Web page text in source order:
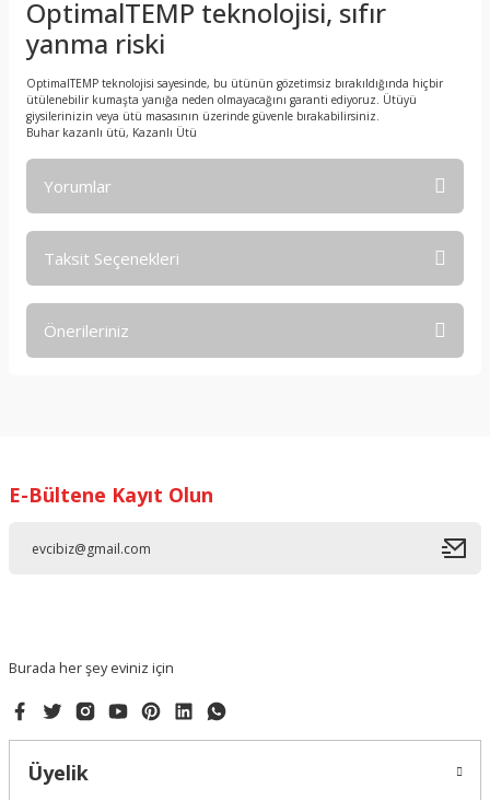
OptimalTEMP teknolojisi, sıfır
yanma riski
OptimalTEMP teknolojisi sayesinde, bu ütünün gözetimsiz bırakıldığında hiçbir
ütülenebilir kumaşta yanığa neden olmayacağını garanti ediyoruz. Ütüyü
giysilerinizin veya ütü masasının üzerinde güvenle bırakabilirsiniz.
Buhar kazanlı ütü, Kazanlı Ütü
Yorumlar
Taksit Seçenekleri
Önerileriniz
Ürün resmi kalitesiz, bozuk veya görüntülenemiyor.
E-Bültene Kayıt Olun
Burada her şey eviniz için
Üyelik